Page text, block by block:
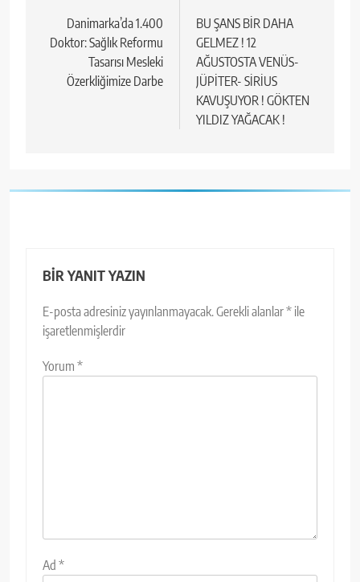
gezinmesi
Danimarka’da 1.400
Doktor: Sağlık Reformu
Tasarısı Mesleki
Özerkliğimize Darbe
BU ŞANS BİR DAHA
GELMEZ ! 12
AĞUSTOSTA VENÜS-
JÜPİTER- SİRİUS
KAVUŞUYOR ! GÖKTEN
YILDIZ YAĞACAK !
BIR YANIT YAZIN
E-posta adresiniz yayınlanmayacak.Gerekli alanlar* ile
işaretlenmişlerdir
Yorum *
Ad *